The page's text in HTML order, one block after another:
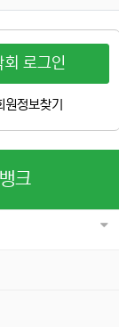
로그인
원정보찾기
크